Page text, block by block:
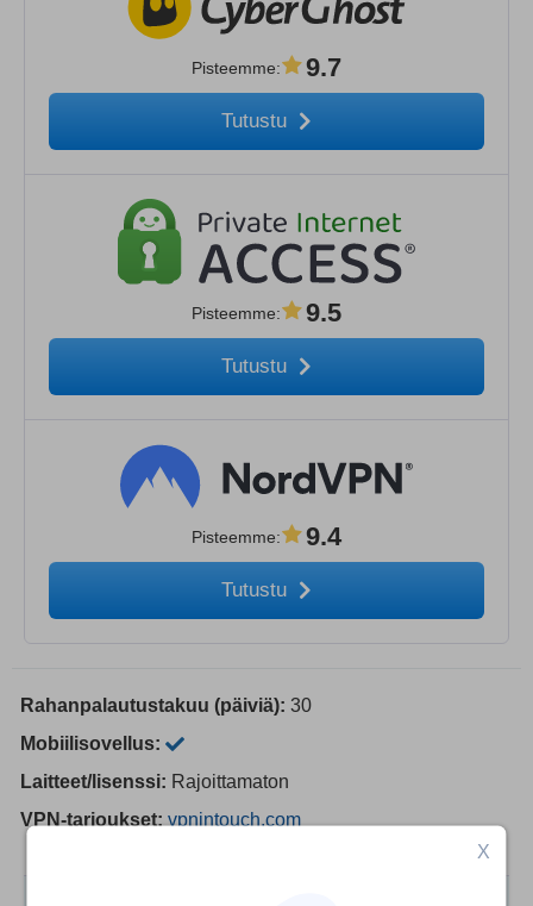
Pisteemme: 9.7
Tutustu
Pisteemme: 9.5
Tutustu
Pisteemme: 9.4
Tutustu
Rahanpalautustakuu (päiviä): 30
Mobiilisovellus:
Laitteet/lisenssi: Rajoittamaton
VPN-tarjoukset: vpnintouch.com
X